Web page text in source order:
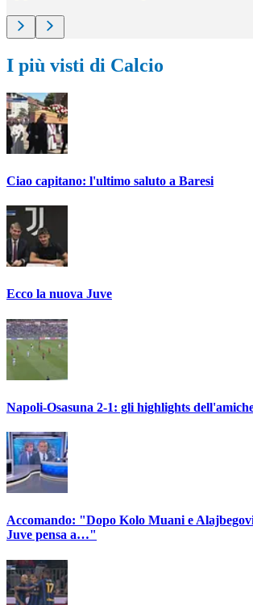
I più visti di Calcio
Ciao capitano: l'ultimo saluto a Baresi
Ecco la nuova Juve
Napoli-Osasuna 2-1: gli highlights
Accomando: "Dopo Kolo Muani e
Juve pensa a…"